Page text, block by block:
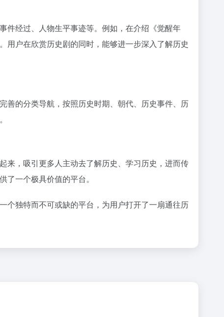
件经过、人物生平事迹等。例如，在介绍《觉醒年
用户在欣赏历史剧的同时，能够进一步深入了解历史
善的分类导航，按照历史时期、朝代、历史事件、历
来，吸引更多人主动去了解历史、学习历史，进而传
一个极具价值的平台。
个独特而不可或缺的平台，为用户打开了一扇通往历